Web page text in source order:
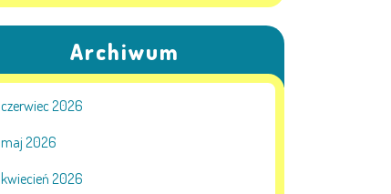
Archiwum
czerwiec 2026
maj 2026
kwiecień 2026